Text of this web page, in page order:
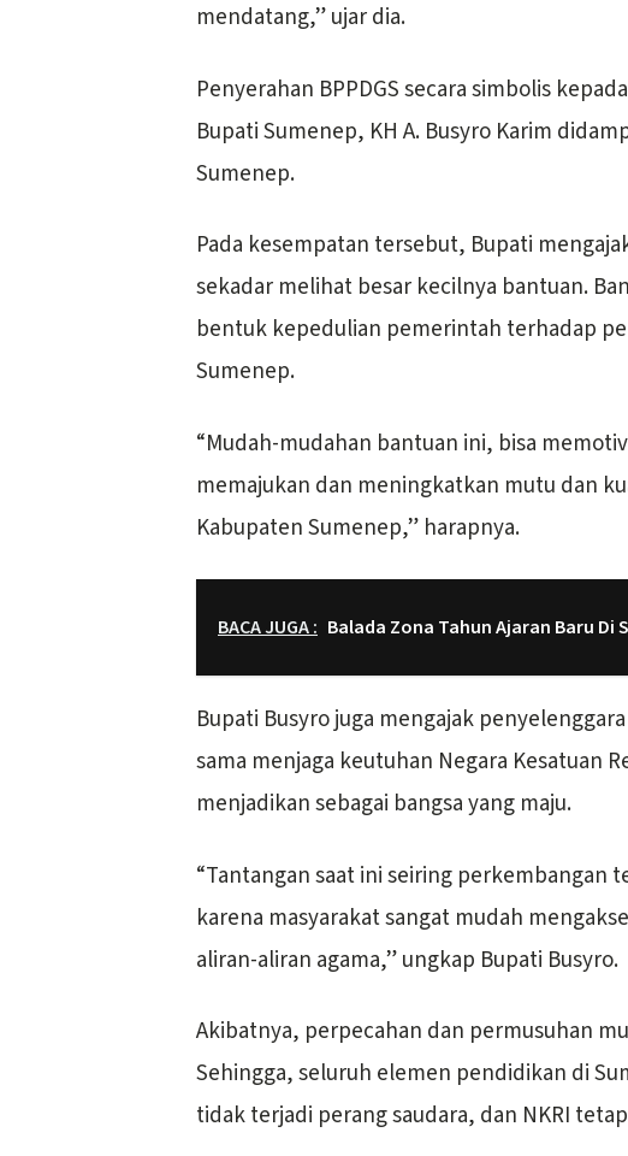
mendatang,” ujar dia.
Penyerahan BPPDGS secara simbolis
Bupati Sumenep, KH A. Busyro Karim
Sumenep.
Pada kesempatan tersebut, Bupati
sekadar melihat besar kecilnya bantuan.
bentuk kepedulian pemerintah terhadap
Sumenep.
“Mudah-mudahan bantuan ini, bisa
memajukan dan meningkatkan mutu dan
Kabupaten Sumenep,” harapnya.
BACA JUGA : Balada Zona Tahun Ajaran Baru Di
Bupati Busyro juga mengajak
sama menjaga keutuhan Negara Kesatuan
menjadikan sebagai bangsa yang maju.
“Tantangan saat ini seiring perkembangan
karena masyarakat sangat mudah
aliran-aliran agama,” ungkap Bupati Busyro.
Akibatnya, perpecahan dan permusuhan
Sehingga, seluruh elemen pendidikan di
tidak terjadi perang saudara, dan NKRI